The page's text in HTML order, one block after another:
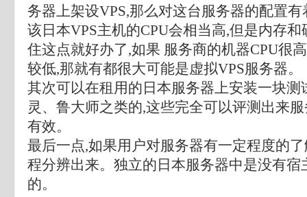
务器上架设VPS,那么对这台服务器的配置
该日本VPS主机的CPU会相当高,但是内存
住这点就好办了,如果 服务商的机器CPU很
较低,那就有都很大可能是虚拟VPS服务器。
其次可以在租用的日本服务器上安装一块测
灵、鲁大师之类的,这些完全可以评测出来
有效。
最后一点,如果用户对服务器有一定程度的
程分辨出来。独立的日本服务器中是没有宿
的。